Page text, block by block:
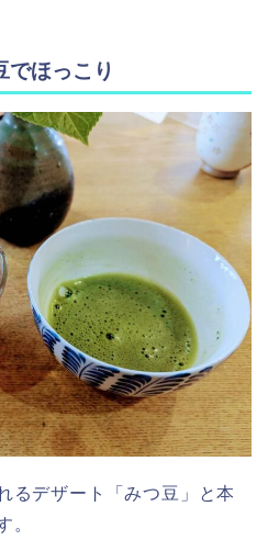
でほっこり
るデザート「みつ豆」と本
。